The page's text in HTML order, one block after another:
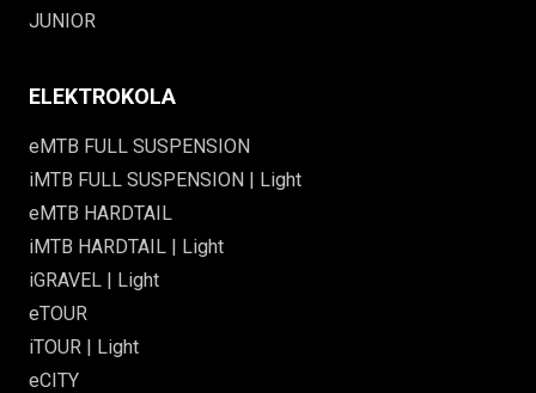
JUNIOR
ELEKTROKOLA
eMTB FULL SUSPENSION
iMTB FULL SUSPENSION | Light
eMTB HARDTAIL
iMTB HARDTAIL | Light
iGRAVEL | Light
eTOUR
iTOUR | Light
eCITY